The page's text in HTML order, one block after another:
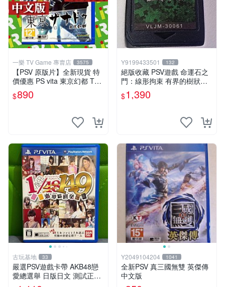
一樂 TV Game 專賣店 3575
【PSV 原版片】全新現貨 特
價優惠 PS vita 東京幻都 TOK
YO XANADU 中文版【台中一
樂電玩】
$890
Y9199433501 132
絕版收藏 PSV遊戲 命運石之
門：線形拘束 有界的樹狀圖
日版 VLJM-30061
$1,390
古玩基地 33
嚴選PSV遊戲卡帶 AKB48戀
愛總選舉 日版日文 測試正常
游戲卡帶 磨痕 壓痕 成色圖
Y2049104204 1041
全新PSV 真三國無雙 英傑傳
中文版